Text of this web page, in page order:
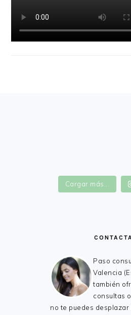
Cargar más...
CONTACTA
Paso
Valencia
también
consultas
no te puedes desplazar